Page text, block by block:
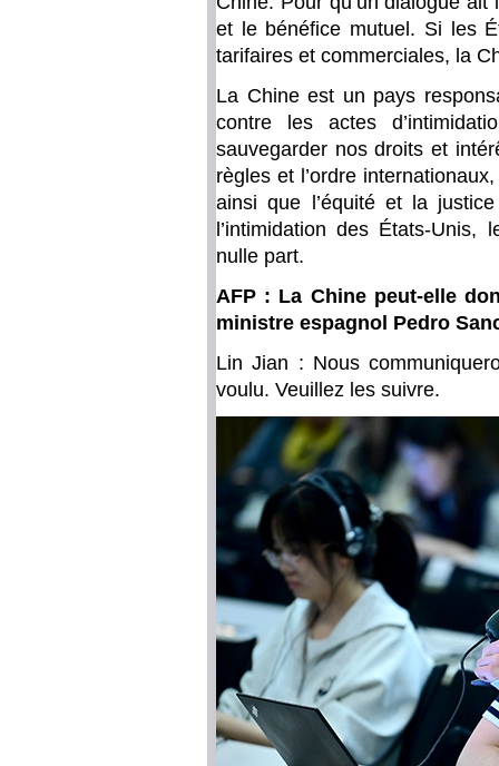
et le bénéfice mutuel. Si les
tarifaires et commerciales, la
La Chine est un pays
contre les actes
sauvegarder nos droits et
règles et l’ordre
ainsi que l’équité et la
l’intimidation des États-
nulle part.
AFP : La Chine peut-elle
ministre espagnol Pedro
Lin Jian : Nous
voulu. Veuillez les suivre.